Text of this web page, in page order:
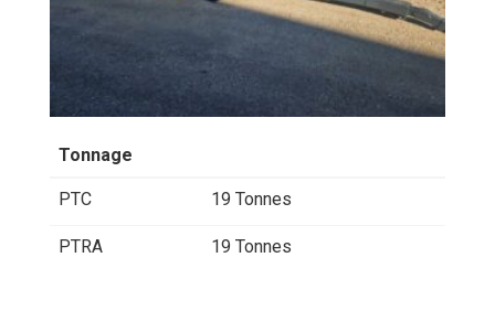
Tonnage
PTC 19 Tonnes
PTRA 19 Tonnes